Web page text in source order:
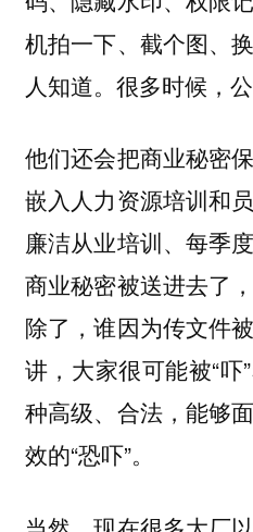
机拍一下、截个图、
人知道。很多时候，
他们还会把商业秘密
嵌入人力资源培训和
廉洁从业培训、每季
商业秘密被送进去了
除了，谁因为传文件
讲，大家很可能被“
种高级、合法，能够
效的“恐吓”。